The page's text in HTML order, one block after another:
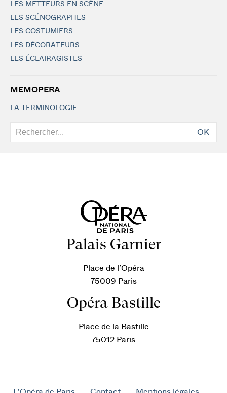
LES METTEURS EN SCÈNE
LES SCÉNOGRAPHES
LES COSTUMIERS
LES DÉCORATEURS
LES ÉCLAIRAGISTES
MEMOPERA
LA TERMINOLOGIE
OK
Palais Garnier
Place de l’Opéra
75009 Paris
Opéra Bastille
Place de la Bastille
75012 Paris